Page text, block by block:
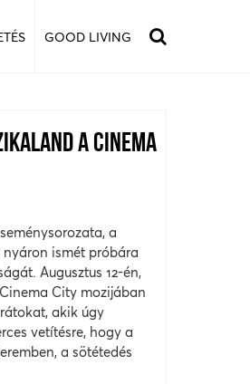
GOOD LIVING
A CINEMA
a
ismét próbára
Augusztus 12-én,
City mozijában
akik úgy
vetítésre, hogy a
a sötétedés